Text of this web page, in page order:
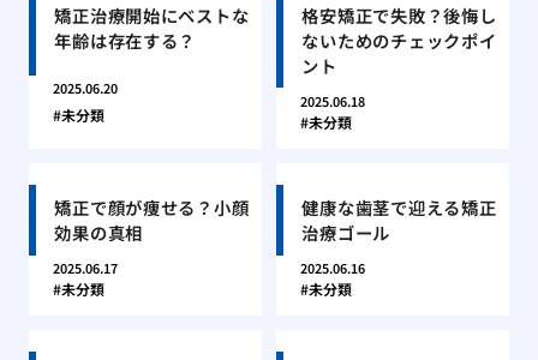
矯正治療開始にベストな
年齢は存在する？
2025.06.20
未分類
格安矯正で失敗？後悔し
ないためのチェックポイ
ント
2025.06.18
未分類
矯正で顔が痩せる？小顔
効果の真相
2025.06.17
未分類
健康な歯茎で迎える矯正
治療ゴール
2025.06.16
未分類